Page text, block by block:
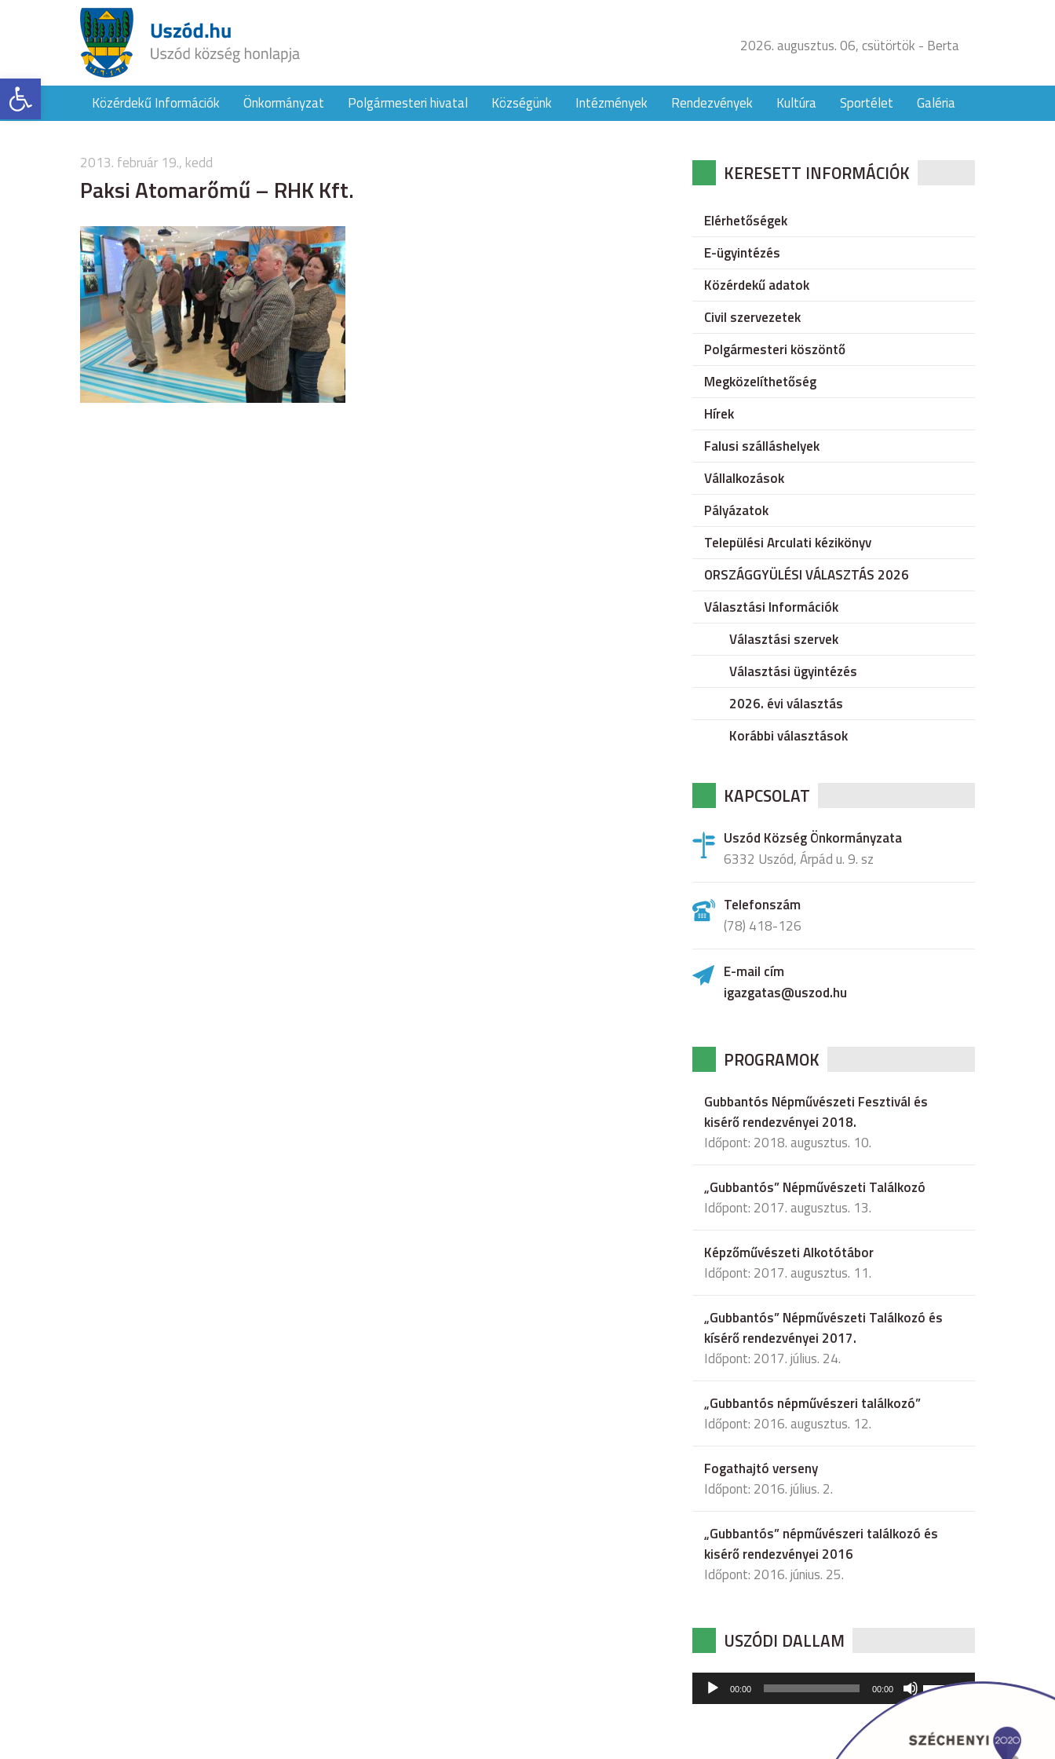
Eszköztár megnyitása
2026. augusztus. 06, csütörtök - Berta
Közérdekű Információk Önkormányzat Polgármesteri hivatal Községünk Intézmények Rendezvények Kultúra Sportélet Galéria
2013. február 19., kedd
Paksi Atomarőmű – RHK Kft. KERESETT INFORMÁCIÓK
Elérhetőségek
E-ügyintézés
Közérdekű adatok
Civil szervezetek
Polgármesteri köszöntő
Megközelíthetőség
Hírek
Falusi szálláshelyek
Vállalkozások
Pályázatok
Települési Arculati kézikönyv
ORSZÁGGYÜLÉSI VÁLASZTÁS 2026
Választási Információk
Választási szervek
Választási ügyintézés
2026. évi választás
Korábbi választások
KAPCSOLAT
Uszód Község Önkormányzata
6332 Uszód, Árpád u. 9. sz
Telefonszám
(78) 418-126
E-mail cím
igazgatas@uszod.hu
PROGRAMOK
Gubbantós Népművészeti Fesztivál és
kisérő rendezvényei 2018.
Időpont: 2018. augusztus. 10.
„Gubbantós” Népművészeti Találkozó
Időpont: 2017. augusztus. 13.
Képzőművészeti Alkotótábor
Időpont: 2017. augusztus. 11.
„Gubbantós” Népművészeti Találkozó és
kísérő rendezvényei 2017.
Időpont: 2017. július. 24.
„Gubbantós népművészeri találkozó”
Időpont: 2016. augusztus. 12.
Fogathajtó verseny
Időpont: 2016. július. 2.
„Gubbantós” népművészeri találkozó és
kisérő rendezvényei 2016
Időpont: 2016. június. 25.
USZÓDI DALLAM
Audió
lejátszó
00:00 00:00
hangerő
csökkentéséhez